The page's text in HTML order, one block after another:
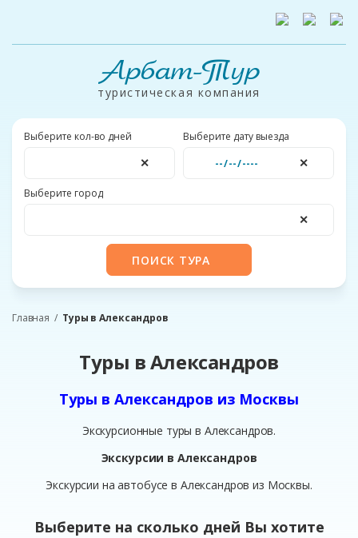
Арбат-Тур
туристическая компания
Выберите кол-во дней
✕
Выберите дату выезда
✕
Выберите город
✕
ПОИСК ТУРА
Главная Туры в Александров
Туры в Александров
Туры в Александров из Москвы
Экскурсионные туры в Александров.
Экскурсии в Александров
Экскурсии на автобусе в Александров из Москвы.
Выберите на сколько дней Вы хотите